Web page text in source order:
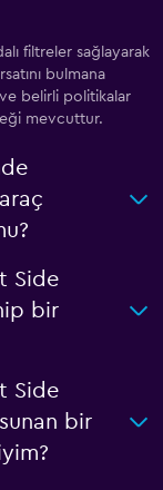
filtreler sağlayarak
bulmana
belirli politikalar
mevcuttur.
Side
bir
Side
bir